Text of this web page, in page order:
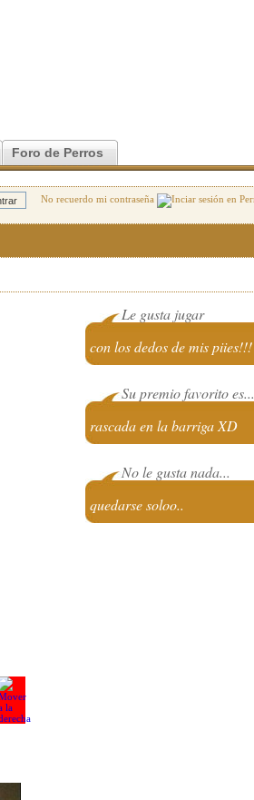
Foro de Perros
No recuerdo mi contraseña
Le gusta jugar
con los dedos de mis piies!!!
Su premio favorito es...
rascada en la barriga XD
No le gusta nada...
quedarse soloo..